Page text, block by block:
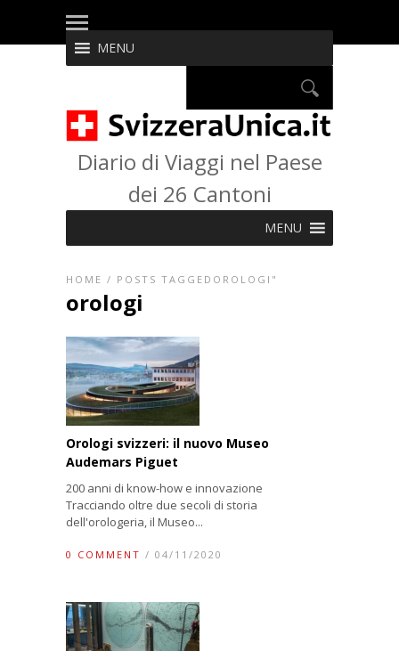
MENU
Diario di Viaggi nel Paese
dei 26 Cantoni
MENU
HOME / POSTS TAGGEDOROLOGI"
orologi
Orologi svizzeri: il nuovo Museo
Audemars Piguet
200 anni di know-how e innovazione
Tracciando oltre due secoli di storia
dell'orologeria, il Museo...
0 COMMENT / 04/11/2020